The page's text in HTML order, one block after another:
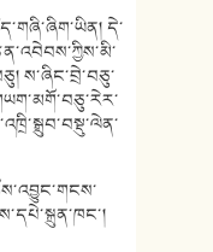
དེ་
ས་ཞིང་བྲེ་བཅུ་